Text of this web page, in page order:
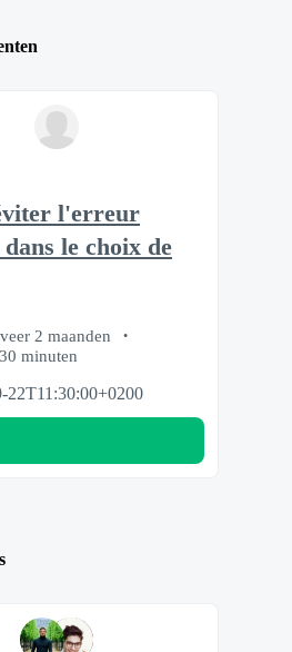
l'erreur
le choix de
2 maanden
minuten
22T11:30:00+0200